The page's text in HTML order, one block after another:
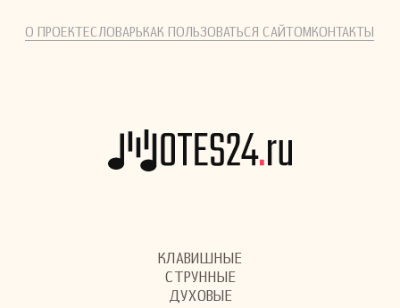
О ПРОЕКТЕСЛОВАРЬКАК ПОЛЬЗОВАТЬСЯ САЙТОМКОНТАКТЫ
КЛАВИШНЫЕ
СТРУННЫЕ
ДУХОВЫЕ